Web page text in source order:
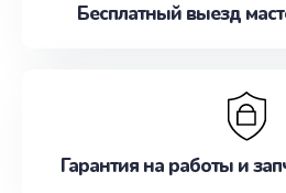
Бесплатный выезд
Гарантия на работы и